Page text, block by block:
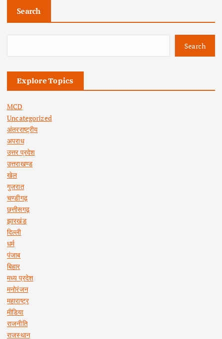
Search
Search
Explore Topics
MCD
Uncategorized
अंतरराष्ट्रीय
अपराध
उत्तर प्रदेश
उत्तराखण्ड
खेल
गुजरात
चण्डीगढ़
छत्तीसगढ़
झारखंड
दिल्ली
धर्म
पंजाब
बिहार
मध्य प्रदेश
मनोरंजन
महाराष्ट्र
मीडिया
राजनीति
राजस्थान